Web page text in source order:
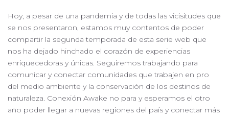
Hoy, a pesar de una pandemia y de todas las vicisitudes que
se nos presentaron, estamos muy contentos de poder
compartir la segunda temporada de esta serie web que
nos ha dejado hinchado el corazón de experiencias
enriquecedoras y únicas. Seguiremos trabajando para
comunicar y conectar comunidades que trabajen en pro
del medio ambiente y la conservación de los destinos de
naturaleza. Conexión Awake no para y esperamos el otro
año poder llegar a nuevas regiones del país y conectar más